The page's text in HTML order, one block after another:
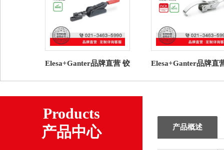
Elesa+Ganter品牌直营 铰
GN 858 锁扣夹具
Elesa+Ganter品牌直
TLI. 钩形夹 钢制
Products
产品中心
产品概述